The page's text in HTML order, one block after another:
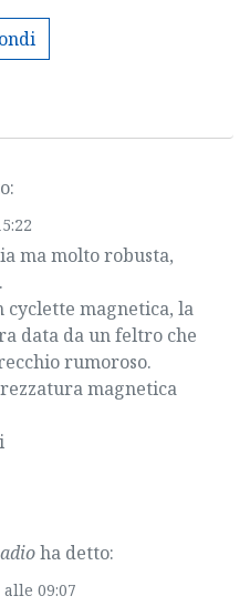
ma molto robusta,
magnetica, la
data da un feltro che
rumoroso.
magnetica
ha detto:
09:07